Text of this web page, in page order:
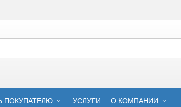
ПОКУПАТЕЛЮ УСЛУГИ О КОМПАНИИ